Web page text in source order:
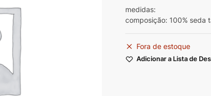
medidas:
composição: 100% seda
Fora de estoque
Adicionar a Lista de